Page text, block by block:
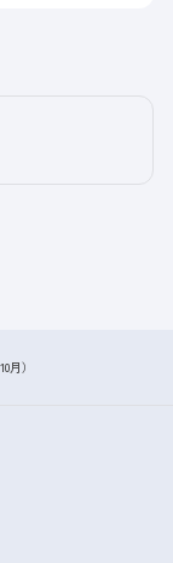
月）